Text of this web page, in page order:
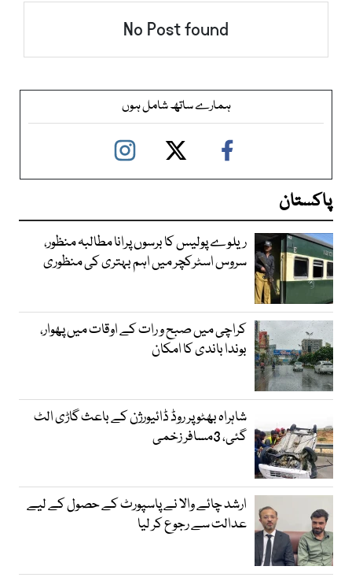
No Post found
ہمارے ساتھ شامل ہوں
پاکستان
ریلوے پولیس کا برسوں پرانا مطالبہ منظور،
سروس اسٹرکچر میں اہم بہتری کی منظوری
کراچی میں صبح و رات کے اوقات میں پھوار،
بوندا باندی کا امکان
شاہراہ بھٹو پر روڈ ڈائیورژن کے باعث گاڑی الٹ
گئی، 3مسافر زخمی
ارشد چائے والا نے پاسپورٹ کے حصول کے لیے
عدالت سے رجوع کر لیا